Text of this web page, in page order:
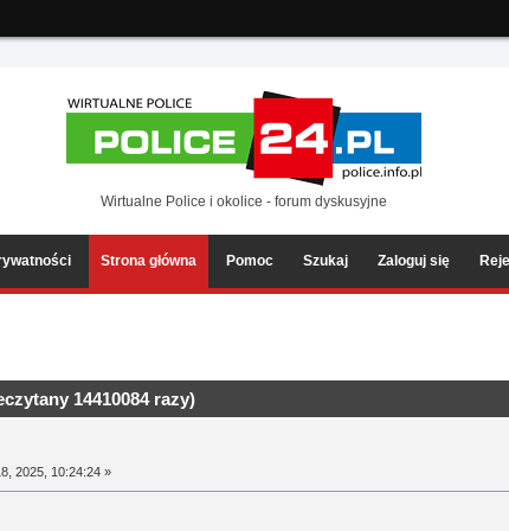
Wirtualne Police i okolice - forum dyskusyjne
Strona główna Pomoc Szukaj Zaloguj się
14410084 razy)
2025, 10:24:24 »